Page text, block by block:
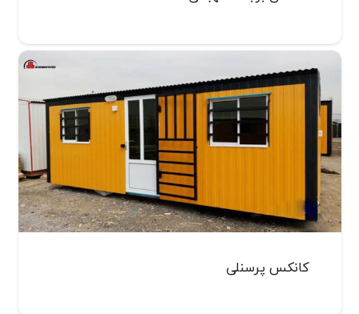
کانکس پرسنلی